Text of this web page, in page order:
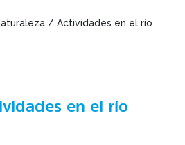
/ Actividades en el río
en el río